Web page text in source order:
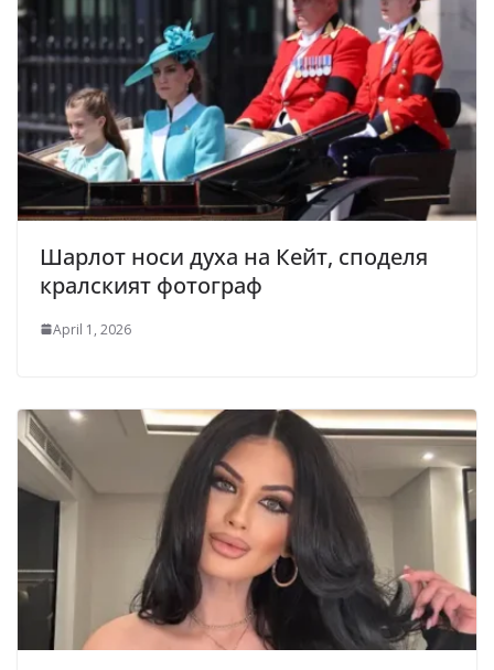
Шарлот носи духа на Кейт, споделя
кралският фотограф
April 1, 2026